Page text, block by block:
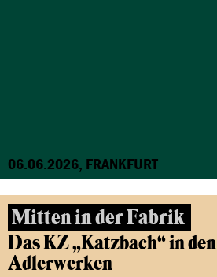
06.06.2026, FRANKFURT
Mitten in der Fabrik
Das KZ „Katzbach“ in
Adlerwerken